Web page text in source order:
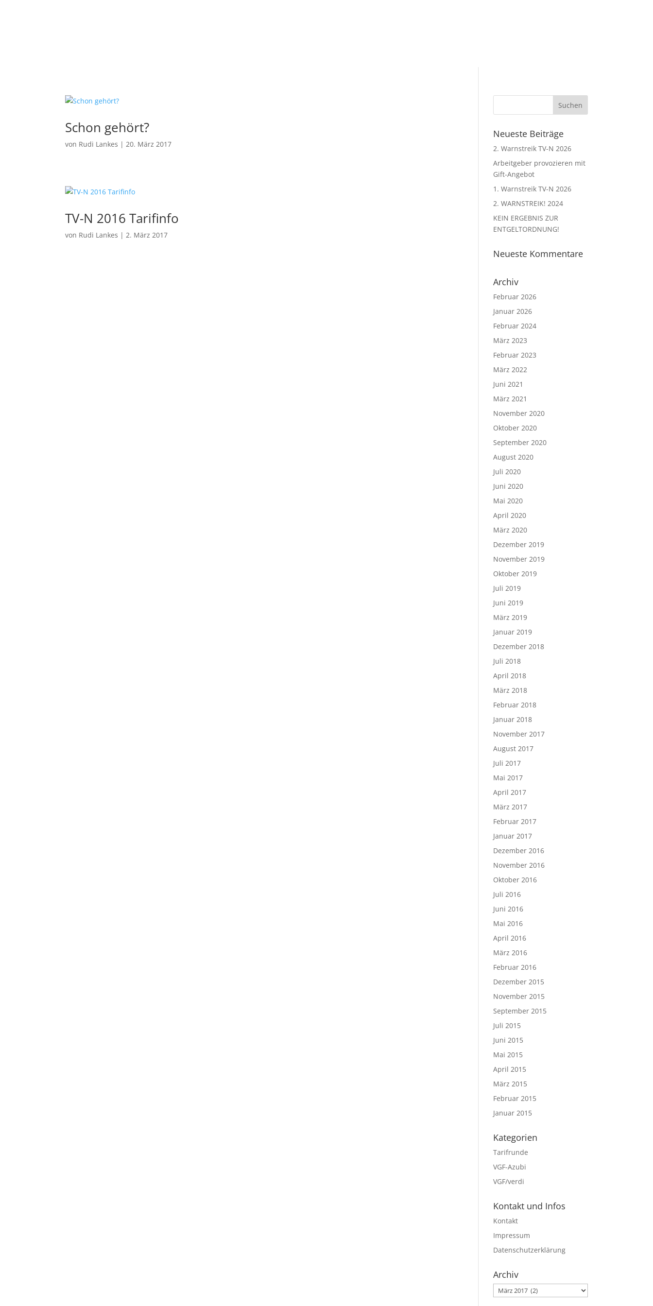
Schon gehört?
von Rudi Lankes |20. März 2017
TV-N 2016 Tarifinfo
von Rudi Lankes |2. März 2017
Neueste Beiträge
2. Warnstreik TV-N 2026
Arbeitgeber provozieren mit
Gift-Angebot
1. Warnstreik TV-N 2026
2. WARNSTREIK! 2024
KEIN ERGEBNIS ZUR
ENTGELTORDNUNG!
Neueste Kommentare
Archiv
Februar 2026
Januar 2026
Februar 2024
März 2023
Februar 2023
März 2022
Juni 2021
März 2021
November 2020
Oktober 2020
September 2020
August 2020
Juli 2020
Juni 2020
Mai 2020
April 2020
März 2020
Dezember 2019
November 2019
Oktober 2019
Juli 2019
Juni 2019
März 2019
Januar 2019
Dezember 2018
Juli 2018
April 2018
März 2018
Februar 2018
Januar 2018
November 2017
August 2017
Juli 2017
Mai 2017
April 2017
März 2017
Februar 2017
Januar 2017
Dezember 2016
November 2016
Oktober 2016
Juli 2016
Juni 2016
Mai 2016
April 2016
März 2016
Februar 2016
Dezember 2015
November 2015
September 2015
Juli 2015
Juni 2015
Mai 2015
April 2015
März 2015
Februar 2015
Januar 2015
Kategorien
Tarifrunde
VGF-Azubi
VGF/verdi
Kontakt und Infos
Kontakt
Impressum
Datenschutzerklärung
Archiv
Archiv